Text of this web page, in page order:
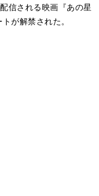
信される映画『あの星
が解禁された。